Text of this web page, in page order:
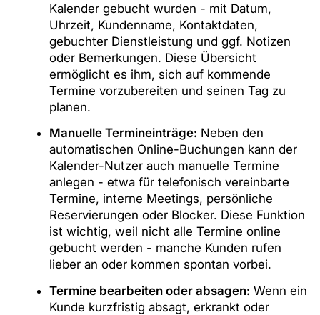
Kalender gebucht wurden - mit Datum,
Uhrzeit, Kundenname, Kontaktdaten,
gebuchter Dienstleistung und ggf. Notizen
oder Bemerkungen. Diese Übersicht
ermöglicht es ihm, sich auf kommende
Termine vorzubereiten und seinen Tag zu
planen.
Manuelle Termineinträge: Neben den
automatischen Online-Buchungen kann der
Kalender-Nutzer auch manuelle Termine
anlegen - etwa für telefonisch vereinbarte
Termine, interne Meetings, persönliche
Reservierungen oder Blocker. Diese Funktion
ist wichtig, weil nicht alle Termine online
gebucht werden - manche Kunden rufen
lieber an oder kommen spontan vorbei.
Termine bearbeiten oder absagen: Wenn ein
Kunde kurzfristig absagt, erkrankt oder